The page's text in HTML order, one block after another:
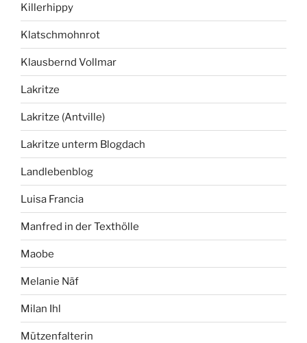
Killerhippy
Klatschmohnrot
Klausbernd Vollmar
Lakritze
Lakritze (Antville)
Lakritze unterm Blogdach
Landlebenblog
Luisa Francia
Manfred in der Texthölle
Maobe
Melanie Näf
Milan Ihl
Mützenfalterin